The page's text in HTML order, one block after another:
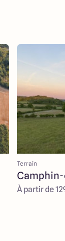
Terrain
À partir de